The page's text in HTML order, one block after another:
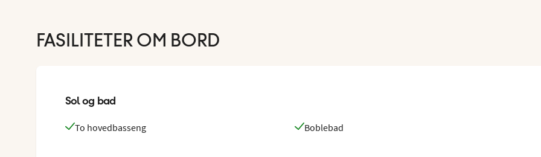
FASILITETER OM BORD
Sol og bad
To hovedbasseng Boblebad